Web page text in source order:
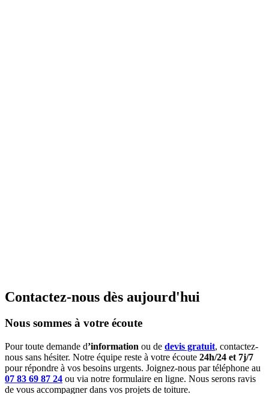
Contactez-nous dès aujourd'hui
Nous sommes à votre écoute
Pour toute demande d’information ou de devis gratuit, contactez-
nous sans hésiter. Notre équipe reste à votre écoute 24h/24 et 7j/7
pour répondre à vos besoins urgents. Joignez-nous par téléphone au
07 83 69 87 24 ou via notre formulaire en ligne. Nous serons ravis
de vous accompagner dans vos projets de toiture.